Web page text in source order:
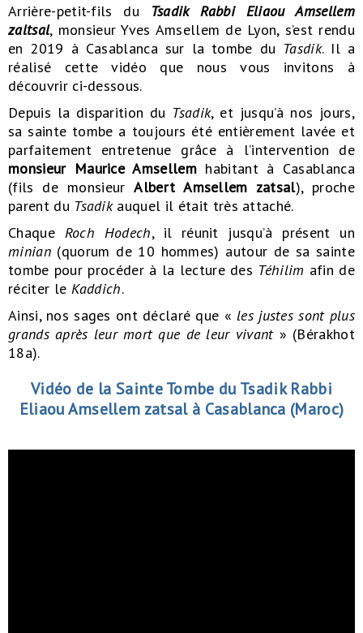
Arrière-petit-fils du Tsadik Rabbi Eliaou Amsellem
zaltsal, monsieur Yves Amsellem de Lyon, s’est rendu
en 2019 à Casablanca sur la tombe du Tasdik. Il a
réalisé cette vidéo que nous vous invitons à
découvrir ci-dessous.
Depuis la disparition du Tsadik, et jusqu’à nos jours,
sa sainte tombe a toujours été entièrement lavée et
parfaitement entretenue grâce à l’intervention de
monsieur Maurice Amsellemhabitant à Casablanca
(fils de monsieurAlbert Amsellem zatsal), proche
parent du Tsadikauquel il était très attaché.
Chaque Roch Hodech, il réunit jusqu’à présent un
minian(quorum de 10 hommes) autour de sa sainte
tombe pour procéder à la lecture des Téhilim afin de
réciter le Kaddich.
Ainsi, nos sages ont déclaré que « les justes sont plus
grands après leur mort que de leur vivant » (Bérakhot
18a).
Vidéo de la Sainte Tombe du Tsadik Rabbi
Eliaou Amsellem zatsal à Casablanca (Maroc)